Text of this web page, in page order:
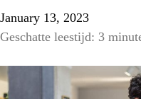
January 13, 2023
Geschatte leestijd: 3